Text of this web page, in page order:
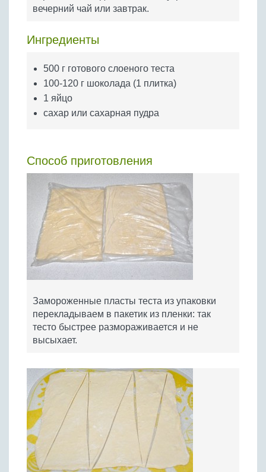
Бобовые
Крупы
вечерний чай или завтрак.
Ингредиенты
500 г готового слоеного теста
100-120 г шоколада (1 плитка)
1 яйцо
сахар или сахарная пудра
Способ приготовления
Замороженные пласты теста из упаковки
перекладываем в пакетик из пленки: так
тесто быстрее размораживается и не
высыхает.